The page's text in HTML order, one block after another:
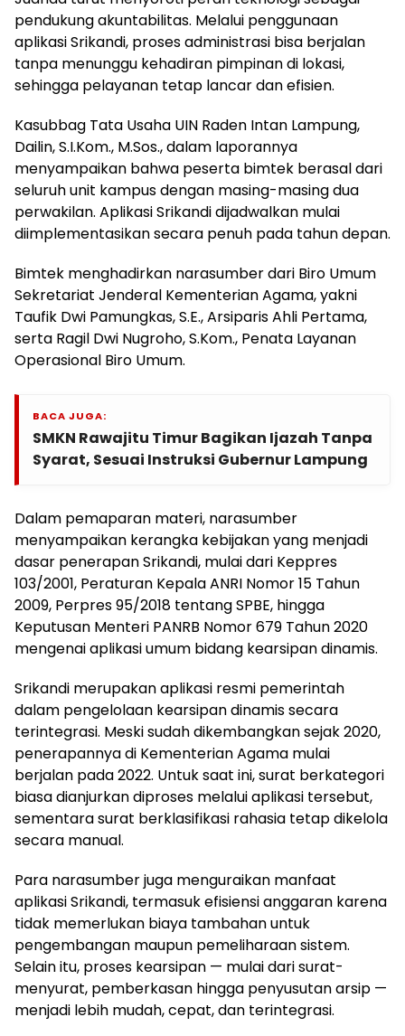
pendukung akuntabilitas. Melalui penggunaan
aplikasi Srikandi, proses administrasi bisa berjalan
tanpa menunggu kehadiran pimpinan di lokasi,
sehingga pelayanan tetap lancar dan efisien.
Kasubbag Tata Usaha UIN Raden Intan Lampung,
Dailin, S.I.Kom., M.Sos., dalam laporannya
menyampaikan bahwa peserta bimtek berasal dari
seluruh unit kampus dengan masing-masing dua
perwakilan. Aplikasi Srikandi dijadwalkan mulai
diimplementasikan secara penuh pada tahun depan.
Bimtek menghadirkan narasumber dari Biro Umum
Sekretariat Jenderal Kementerian Agama, yakni
Taufik Dwi Pamungkas, S.E., Arsiparis Ahli Pertama,
serta Ragil Dwi Nugroho, S.Kom., Penata Layanan
Operasional Biro Umum.
BACA JUGA:
SMKN Rawajitu Timur Bagikan Ijazah Tanpa
Syarat, Sesuai Instruksi Gubernur Lampung
Dalam pemaparan materi, narasumber
menyampaikan kerangka kebijakan yang menjadi
dasar penerapan Srikandi, mulai dari Keppres
103/2001, Peraturan Kepala ANRI Nomor 15 Tahun
2009, Perpres 95/2018 tentang SPBE, hingga
Keputusan Menteri PANRB Nomor 679 Tahun 2020
mengenai aplikasi umum bidang kearsipan dinamis.
Srikandi merupakan aplikasi resmi pemerintah
dalam pengelolaan kearsipan dinamis secara
terintegrasi. Meski sudah dikembangkan sejak 2020,
penerapannya di Kementerian Agama mulai
berjalan pada 2022. Untuk saat ini, surat berkategori
biasa dianjurkan diproses melalui aplikasi tersebut,
sementara surat berklasifikasi rahasia tetap dikelola
secara manual.
Para narasumber juga menguraikan manfaat
aplikasi Srikandi, termasuk efisiensi anggaran karena
tidak memerlukan biaya tambahan untuk
pengembangan maupun pemeliharaan sistem.
Selain itu, proses kearsipan — mulai dari surat-
menyurat, pemberkasan hingga penyusutan arsip —
menjadi lebih mudah, cepat, dan terintegrasi.